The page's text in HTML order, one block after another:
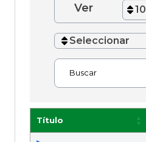
Ver 10
Seleccionar
Buscar
Título